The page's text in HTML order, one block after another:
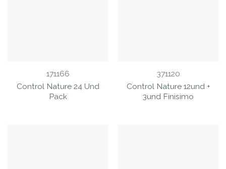
171166
Control Nature 24 Und
Pack
371120
Control Nature 12und +
3und Finisimo